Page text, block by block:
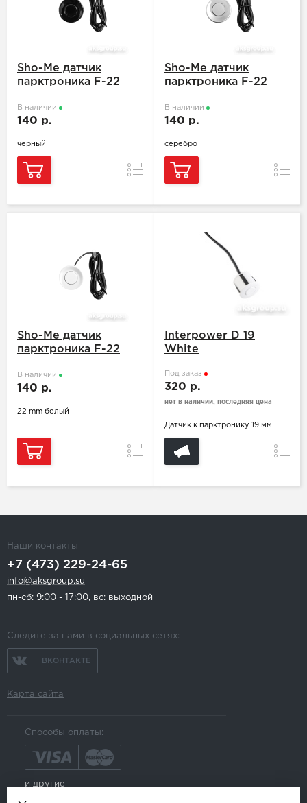
Sho-Me датчик
парктроника F-22
В наличии
140 р.
черный
Сравнение
Sho-Me датчик
парктроника F-22
В наличии
140 р.
серебро
Sho-Me датчик
парктроника F-22
В наличии
140 р.
22 mm белый
Сравнение
Interpower D 19
White
Под заказ
320 р.
нет в наличии, последняя цена
Датчик к парктронику 19 мм
Наши контакты
+7 (473) 229-24-65
info@aksgroup.su
пн-сб: 9:00 - 17:00, вс: выходной
Следите за нами в социальных сетях:
ВКОНТАКТЕ
Карта сайта
Способы оплаты:
и другие